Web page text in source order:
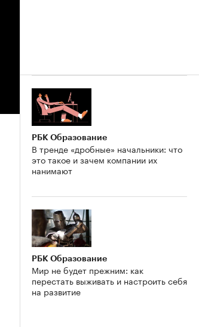
РБК Образование
В тренде «дробные» начальники: что
это такое и зачем компании их
нанимают
РБК Образование
Мир не будет прежним: как
перестать выживать и настроить себя
на развитие